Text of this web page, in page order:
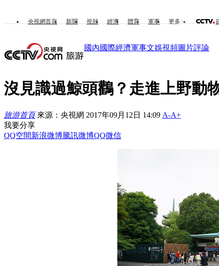
央視網首頁 新聞 視頻 經濟 體育 軍事 更多
國內國際經濟軍事文娛視頻圖片評論
沒見識過鯨頭鸛？走進上野動
旅游首頁 來源：央視網 2017年09月12日 14:09 A-A+
我要分享
QQ空間新浪微博騰訊微博QQ微信